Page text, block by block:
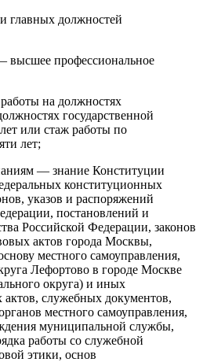
главных должностей
высшее профессиональное
на должностях
государственной
или стаж работы по
лет;
— знание Конституции
конституционных
указов и распоряжений
постановлений и
Российской Федерации, законов
актов города Москвы,
местного самоуправления,
Лефортово в городе Москве
округа) и иных
служебных документов,
местного самоуправления,
муниципальной службы,
работы со служебной
этики, основ